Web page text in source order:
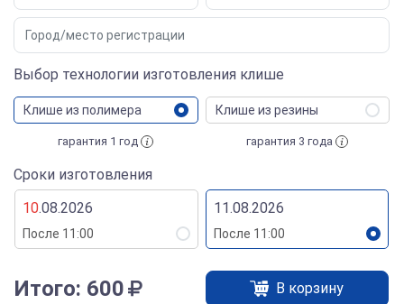
Выбор технологии изготовления клише
Клише из полимера
гарантия 1 год
Клише из резины
гарантия 3 года
Сроки изготовления
10.08.2026
После 11:00
11.08.2026
После 11:00
Итого: 600 В корзину